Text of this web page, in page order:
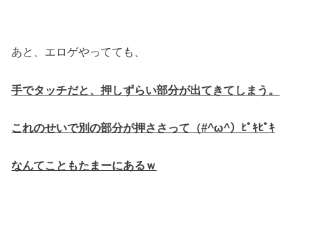
あと、エロゲやってても、
手でタッチだと、押しずらい部分が出てきてしまう。
これのせいで別の部分が押ささって（#^ω^）ﾋﾟｷﾋﾟｷ
なんてこともたまーにあるｗ